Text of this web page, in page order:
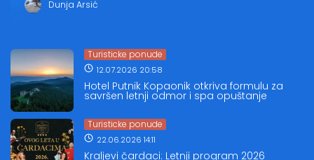
Dunja Arsić
Turisticke ponude
12.07.2026 20:58
Hotel Putnik Kopaonik otkriva formulu za
savršen letnji odmor i spa opuštanje
Turisticke ponude
22.06.2026 14:11
Kraljevi čardaci: Letnji program 2026